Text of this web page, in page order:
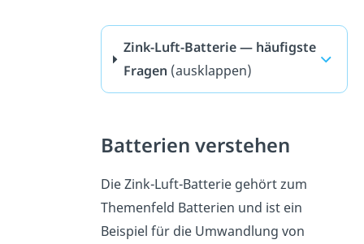
Zink-Luft-Batterie — häufigste
Fragen (ausklappen)
Batterien verstehen
Die Zink-Luft-Batterie gehört zum
Themenfeld Batterien und ist ein
Beispiel für die Umwandlung von